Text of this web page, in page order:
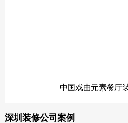
中国戏曲元素餐厅
深圳装修公司案例